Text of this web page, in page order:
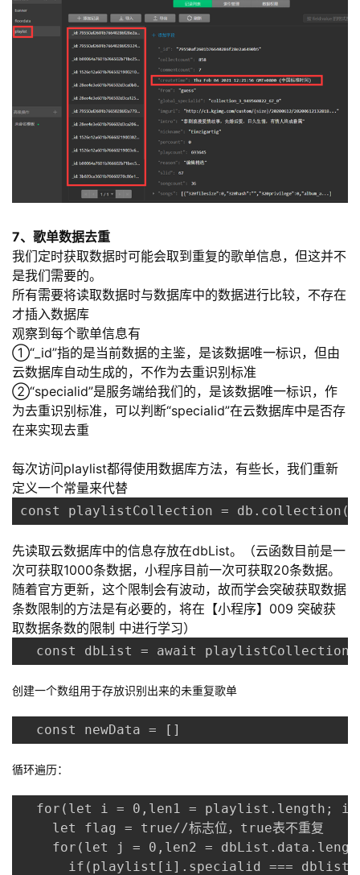
7、歌单数据去重
我们定时获取数据时可能会取到重复的歌单信息，但这并不
是我们需要的。
所有需要将读取数据时与数据库中的数据进行比较，不存在
才插入数据库
观察到每个歌单信息有
①“_id”指的是当前数据的主鉴，是该数据唯一标识，但由
云数据库自动生成的，不作为去重识别标准
②“specialid”是服务端给我们的，是该数据唯一标识，作
为去重识别标准，可以判断“specialid”在云数据库中是否存
在来实现去重
每次访问playlist都得使用数据库方法，有些长，我们重新
定义一个常量来代替
const playlistCollection =
先读取云数据库中的信息存放在dbList。（云函数目前是一
次可获取1000条数据，小程序目前一次可获取20条数据。
随着官方更新，这个限制会有波动，故而学会突破获取数据
条数限制的方法是有必要的，将在【小程序】009 突破获
取数据条数的限制 中进行学习）
const dbList = await
创建一个数组用于存放识别出来的未重复歌单
  const newData = []
循环遍历：
for(let i = 0,len1 = playlist.length; i
    let flag = true//标志位，true表不重复
for(let j = 0,len2 =
if(playlist[i].specialid ===